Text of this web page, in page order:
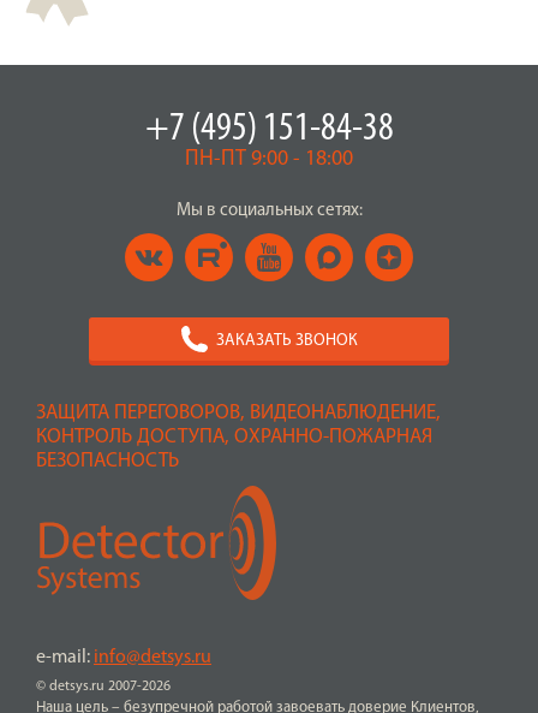
ЗАЩИТА ПЕРЕГОВОРОВ, ВИДЕОНАБЛЮДЕНИЕ,
КОНТРОЛЬ ДОСТУПА, ОХРАННО-ПОЖАРНАЯ
БЕЗОПАСНОСТЬ
© detsys.ru 2007-2026
e-mail: info@detsys.ru
Наша цель – безупречной работой завоевать доверие Клиентов,
+7 (495) 151-84-38
ПН-ПТ 9:00 - 18:00
Мы в социальных сетях:
ЗАКАЗАТЬ ЗВОНОК